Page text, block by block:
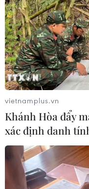
phố Tây Ninh, tỉnh
người.
vietnamplus.vn
Khánh Hòa đẩy
xác định danh